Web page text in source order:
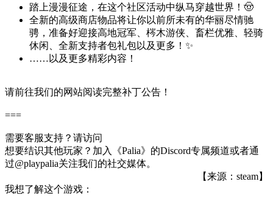
踏上漫漫征途，在这个社区活动中纵马穿越世界！🤠
全新的高级商店物品将让你以前所未有的华丽尽情驰
骋，准备好迎接高地冠军、梣木游侠、畜栏优雅、轻骑
休闲、全新支持者包礼包以及更多！✨
……以及更多精彩内容！
请前往我们的网站阅读完整补丁公告！
===
需要客服支持？请访问
想要结识其他玩家？加入《Palia》的Discord专属频道或者通
过@playpalia关注我们的社交媒体。
【来源：steam】
我想了解这个游戏：